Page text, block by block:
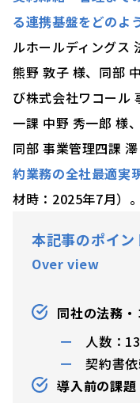
る連携基盤をどのよ
ルホールディングス
熊野 敦子 様、同部
び株式会社ワコール
一課 中野 秀一郎 様
同部 事業管理四課
約業務の全社最適実
材時：2025年7月）。
本記事のポイン
Over view
同社の法務
人数：
契約書
導入前の課題